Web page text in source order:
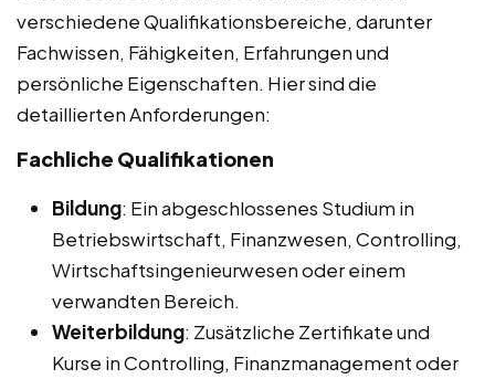
verschiedene Qualifikationsbereiche, darunter
Fachwissen, Fähigkeiten, Erfahrungen und
persönliche Eigenschaften. Hier sind die
detaillierten Anforderungen:
Fachliche Qualifikationen
Bildung: Ein abgeschlossenes Studium in
Betriebswirtschaft, Finanzwesen, Controlling,
Wirtschaftsingenieurwesen oder einem
verwandten Bereich.
Weiterbildung: Zusätzliche Zertifikate und
Kurse in Controlling, Finanzmanagement oder